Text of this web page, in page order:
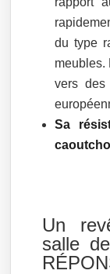
du type
vers
Sa
Un
salle